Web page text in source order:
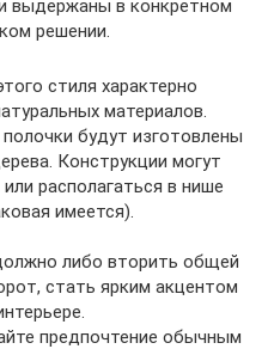
выдержаны в конкретном
решении.
стиля характерно
материалов.
будут изготовлены
Конструкции могут
располагаться в нише
имеется).
либо вторить общей
стать ярким акцентом
предпочтение обычным